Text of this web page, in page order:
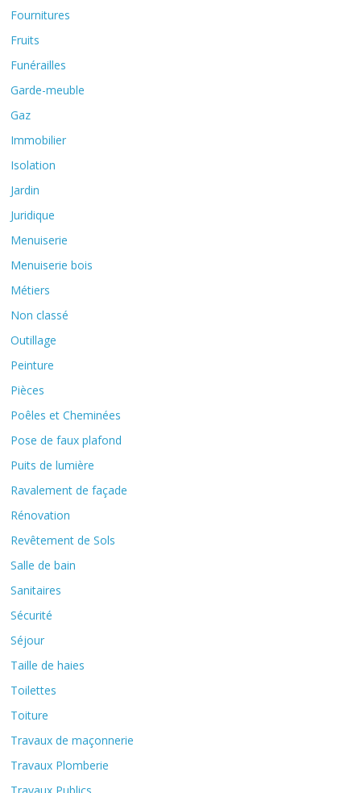
Fournitures
Fruits
Funérailles
Garde-meuble
Gaz
Immobilier
Isolation
Jardin
Juridique
Menuiserie
Menuiserie bois
Métiers
Non classé
Outillage
Peinture
Pièces
Poêles et Cheminées
Pose de faux plafond
Puits de lumière
Ravalement de façade
Rénovation
Revêtement de Sols
Salle de bain
Sanitaires
Sécurité
Séjour
Taille de haies
Toilettes
Toiture
Travaux de maçonnerie
Travaux Plomberie